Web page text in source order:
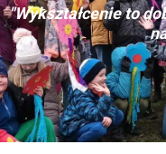
"Wykształcenie to